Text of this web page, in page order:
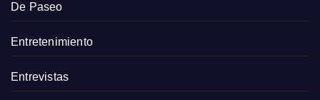
De Paseo
Entretenimiento
Entrevistas